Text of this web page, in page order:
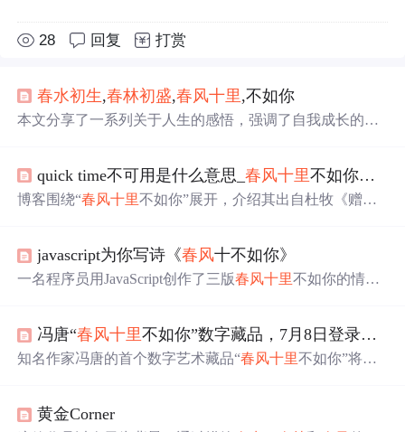
28 回复 打赏
春水初生,春林初盛,春风十里,不如你
本文分享了一系列关于人生的感悟，强调了自我成长的重
quick time不可用是什么意思_春风十里不如你，用了什么典故，是什么意思？
博客围绕“春风十里不如你”展开，介绍其出自杜牧《赠别
春偶像剧，体现了唐诗宋词对后人的影响力。
javascript为你写诗《春风十不如你》
一名程序员用JavaScript创作了三版春风十里不如你的情
冯唐“春风十里不如你”数字藏品，7月8日登录希壤！
知名作家冯唐的首个数字艺术藏品“春风十里不如你”将于7
模态形式展示。
黄金Corner